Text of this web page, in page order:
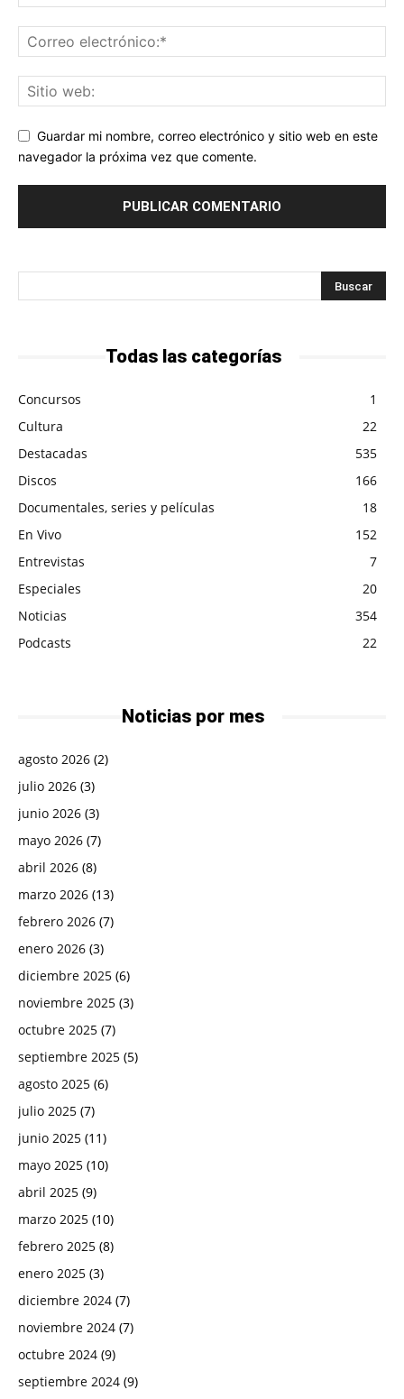
Guardar mi nombre, correo electrónico y sitio web en este
navegador la próxima vez que comente.
Todas las categorías
Concursos
1
Cultura
22
Destacadas
535
Discos
166
Documentales, series y películas
18
En Vivo
152
Entrevistas
7
Especiales
20
Noticias
354
Podcasts
22
Noticias por mes
agosto 2026 (2)
julio 2026 (3)
junio 2026 (3)
mayo 2026 (7)
abril 2026 (8)
marzo 2026 (13)
febrero 2026 (7)
enero 2026 (3)
diciembre 2025 (6)
noviembre 2025 (3)
octubre 2025 (7)
septiembre 2025 (5)
agosto 2025 (6)
julio 2025 (7)
junio 2025 (11)
mayo 2025 (10)
abril 2025 (9)
marzo 2025 (10)
febrero 2025 (8)
enero 2025 (3)
diciembre 2024 (7)
noviembre 2024 (7)
octubre 2024 (9)
septiembre 2024 (9)